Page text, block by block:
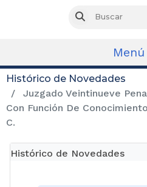
Buscar
Menú
Histórico de Novedades
Juzgado Veintinueve
Con Función De
C.
Histórico de Novedades